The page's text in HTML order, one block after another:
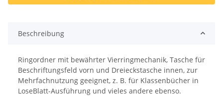
Beschreibung
Ringordner mit bewährter Vierringmechanik, Tasche für
Beschriftungsfeld vorn und Dreieckstasche innen, zur
Mehrfachnutzung geeignet, z. B. für Klassenbücher in
LoseBlatt-Ausführung und vieles andere ebenso.